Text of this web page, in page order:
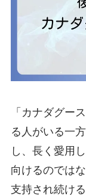
「カナダグー
る人がいる一
し、長く愛用
向けるのでは
支持され続け